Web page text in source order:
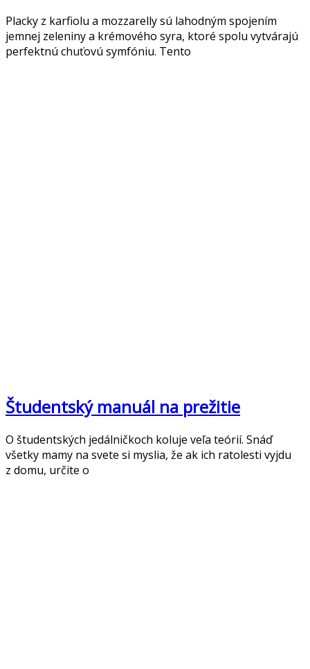
Placky z karfiolu a mozzarelly sú lahodným spojením
jemnej zeleniny a krémového syra, ktoré spolu vytvárajú
perfektnú chuťovú symfóniu. Tento
Študentský manuál na prežitie
O študentských jedálničkoch koluje veľa teórií. Snáď
všetky mamy na svete si myslia, že ak ich ratolesti vyjdu
z domu, určite o